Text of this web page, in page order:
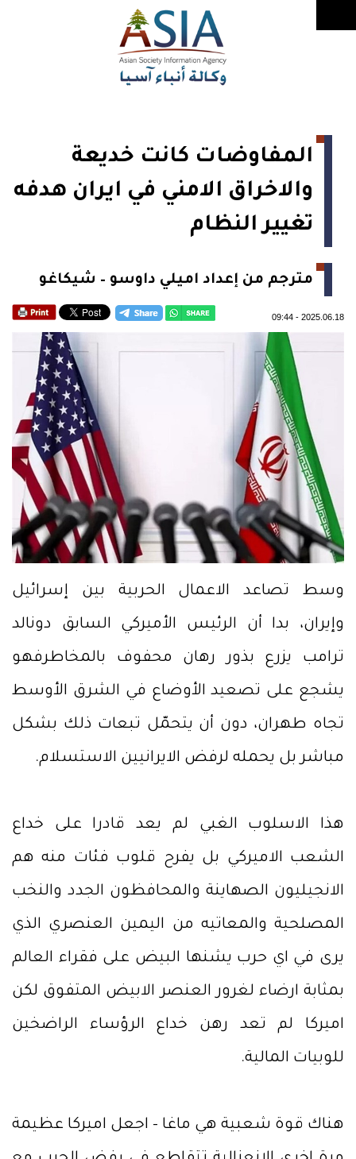
المفاوضات كانت خديعة
والاخراق الامني في ايران هدفه
تغيير النظام
مترجم من إعداد اميلي داوسو – شيكاغو
2025.06.18
-
09:44
وسط تصاعد الاعمال الحربية بين إسرائيل
وإيران، بدا أن الرئيس الأميركي السابق دونالد
ترامب يزرع بذور رهان محفوف بالمخاطرفهو
يشجع على تصعيد الأوضاع في الشرق الأوسط
تجاه طهران، دون أن يتحمّل تبعات ذلك بشكل
مباشر بل يحمله لرفض الايرانيين الاستسلام.
هذا الاسلوب الغبي لم يعد قادرا على خداع
الشعب الاميركي بل يفرح قلوب فئات منه هم
الانجيليون الصهاينة والمحافظون الجدد والنخب
المصلحية والمعاتيه من اليمين العنصري الذي
يرى في اي حرب يشنها البيض على فقراء العالم
بمثابة ارضاء لغرور العنصر الابيض المتفوق لكن
اميركا لم تعد رهن خداع الرؤساء الراضخين
للوبيات المالية.
هناك قوة شعبية هي ماغا – اجعل اميركا عظيمة